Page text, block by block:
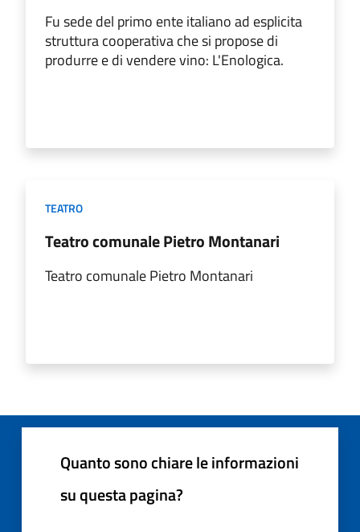
Fu sede del primo ente italiano ad esplicita
struttura cooperativa che si propose di
produrre e di vendere vino: L'Enologica.
TEATRO
Teatro comunale Pietro Montanari
Teatro comunale Pietro Montanari
Quanto sono chiare le informazioni
su questa pagina?